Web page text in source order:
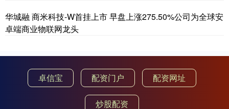
华城融 商米科技-W首挂上市 早盘上涨275.50%公司为全球安
卓端商业物联网龙头
卓信宝 配资门户 配资网址
炒股配资